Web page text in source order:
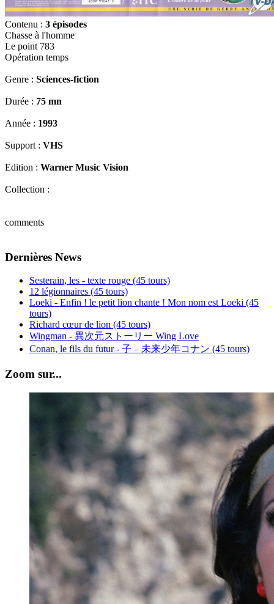
Contenu : 3 épisodes
Chasse à l'homme
Le point 783
Opération temps
Genre : Sciences-fiction
Durée : 75 mn
Année : 1993
Support : VHS
Edition : Warner Music Vision
Collection :
comments
Dernières News
Sesterain, les - texte rouge (45 tours)
12 légionnaires (45 tours)
Loeki - Enfin ! le petit lion chante ! Mon nom est Loeki (45
tours)
Richard cœur de lion (45 tours)
Wingman - 異次元ストーリー Wing Love
Conan, le fils du futur - 子 – 未来少年コナン (45 tours)
Zoom sur...